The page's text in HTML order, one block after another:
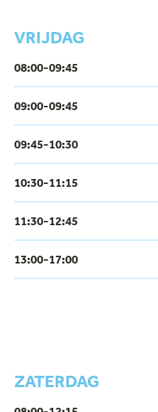
VRIJDAG
08:00-09:45
09:00-09:45
09:45-10:30
10:30-11:15
11:30-12:45
13:00-17:00
ZATERDAG